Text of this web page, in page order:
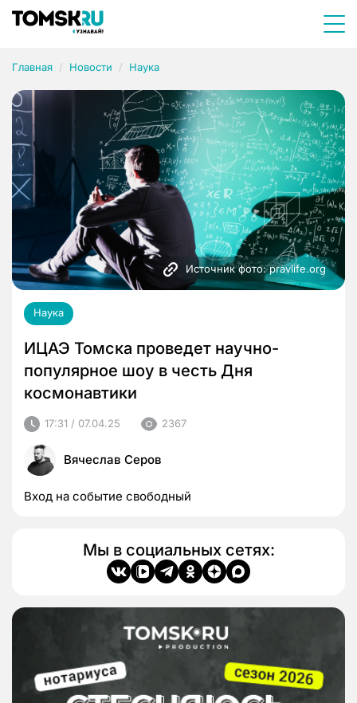
Главная Новости Наука
Источник фото: pravlife.org
Наука
ИЦАЭ Томска проведет научно-
популярное шоу в честь Дня
космонавтики
17:31 / 07.04.25 2367
Вячеслав Серов
Вход на событие свободный
Мы в социальных сетях: